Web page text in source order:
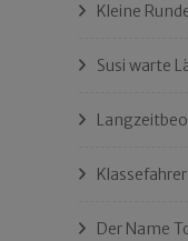
Kleine
Susi warte
Der Name